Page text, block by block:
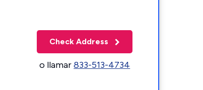
Check Address
o llamar833-513-4734